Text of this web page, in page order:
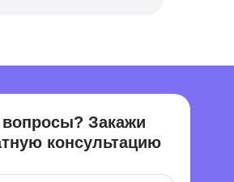
вопросы? Закажи
консультацию